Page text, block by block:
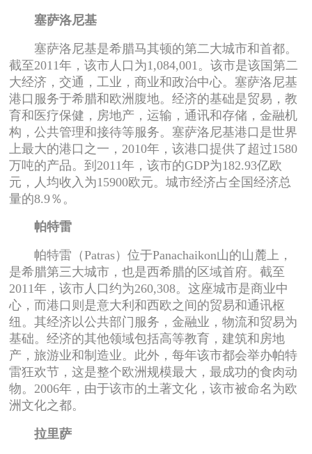
塞萨洛尼基
塞萨洛尼基是希腊马其顿的第二大城市和首都。
截至2011年，该市人口为1,084,001。该市是该国第二
大经济，交通，工业，商业和政治中心。塞萨洛尼基
港口服务于希腊和欧洲腹地。经济的基础是贸易，教
育和医疗保健，房地产，运输，通讯和存储，金融机
构，公共管理和接待等服务。塞萨洛尼基港口是世界
上最大的港口之一，2010年，该港口提供了超过1580
万吨的产品。到2011年，该市的GDP为182.93亿欧
元，人均收入为15900欧元。城市经济占全国经济总
量的8.9％。
帕特雷
帕特雷（Patras）位于Panachaikon山的山麓上，
是希腊第三大城市，也是西希腊的区域首府。截至
2011年，该市人口约为260,308。这座城市是商业中
心，而港口则是意大利和西欧之间的贸易和通讯枢
纽。其经济以公共部门服务，金融业，物流和贸易为
基础。经济的其他领域包括高等教育，建筑和房地
产，旅游业和制造业。此外，每年该市都会举办帕特
雷狂欢节，这是整个欧洲规模最大，最成功的食肉动
物。2006年，由于该市的土著文化，该市被命名为欧
洲文化之都。
拉里萨